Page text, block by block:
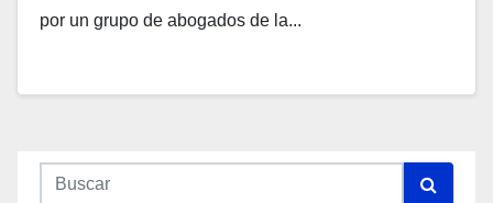
por un grupo de abogados de la...